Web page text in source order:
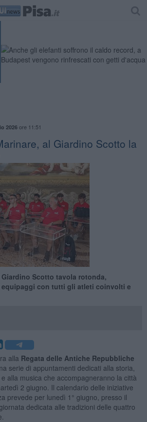
2026ore 11:51
al Giardino Scotto la
Scotto tavola rotonda,
equipaggi con tutti gli atleti coinvolti e
alla Regata delle Antiche Repubbliche
serie di appuntamenti dedicati alla storia,
alla musica che accompagneranno la città
2 giugno. Il calendario delle iniziative
prevede per lunedì 1° giugno, presso il
dedicata alle tradizioni delle quattro